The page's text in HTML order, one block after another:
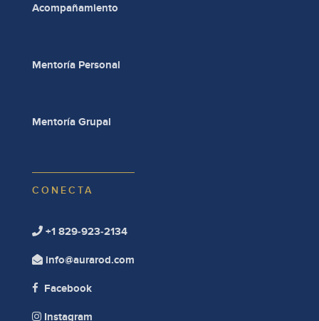
Acompañamiento
Mentoría Personal
Mentoría Grupal
CONECTA
 +1 829-923-2134
 info@aurarod.com
 Facebook
 Instagram